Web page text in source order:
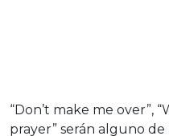
“Don’t make me over”,
prayer” serán alguno